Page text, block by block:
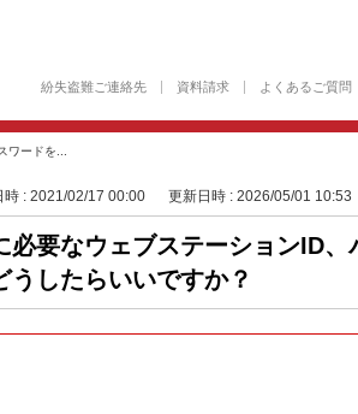
紛失盗難ご連絡先 資料請求 よくあるご質問
ードを...
時 : 2021/02/17 00:00 更新日時 : 2026/05/01 10:53
要なウェブステーションID、
したらいいですか？